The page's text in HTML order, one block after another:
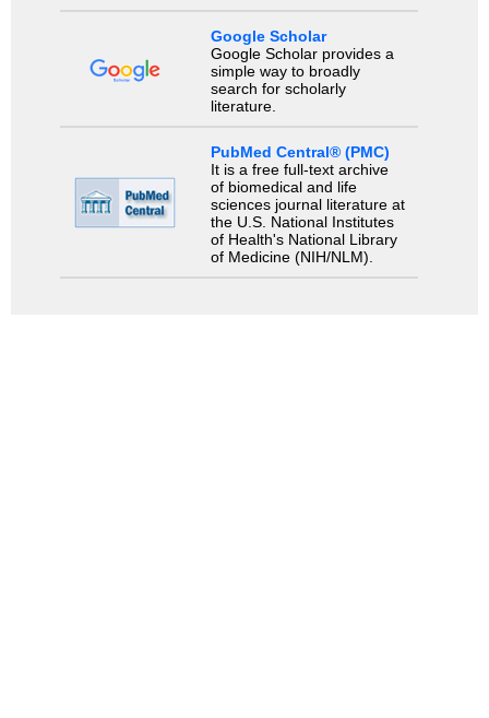
Google Scholar
Google Scholar provides a
simple way to broadly
search for scholarly
literature.
PubMed Central® (PMC)
It is a free full-text archive
of biomedical and life
sciences journal literature at
the U.S. National Institutes
of Health's National Library
of Medicine (NIH/NLM).